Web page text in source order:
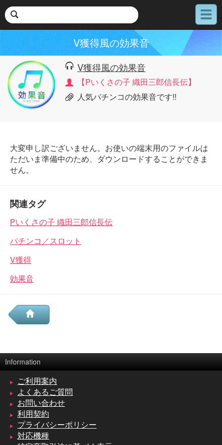
メ
ニ
V獲得風の効果音
V獲得風の効果音
【Pいくさの子 織田三郎信長伝】
人気パチンコの効果音です!!
大変申し訳ございません。お使いの端末用のファイルは
ただいま準備中のため、ダウンロードすることができま
せん。
関連タグ
Pいくさの子 織田三郎信長伝
パチンコ／スロット
V獲得
効果音
Information
ご利用案内
よくあるご質問
お問い合わせ
利用契約
プライバシーポリシー
対応機種